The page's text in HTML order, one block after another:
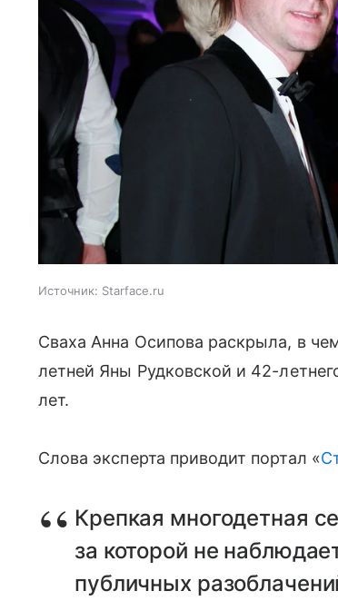
Источник: Starface.ru
Сваха Анна Осипова раскрыла, в
летней Яны Рудковской и 42-
лет.
Слова эксперта приводит портал «
Крепкая многодетная
за которой не
публичных